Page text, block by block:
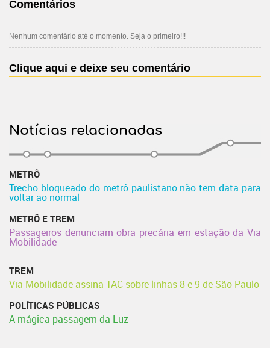
Comentários
Nenhum comentário até o momento. Seja o primeiro!!!
Clique aqui e deixe seu comentário
Notícias relacionadas
METRÔ
Trecho bloqueado do metrô paulistano não tem data para
voltar ao normal
METRÔ E TREM
Passageiros denunciam obra precária em estação da Via
Mobilidade
TREM
Via Mobilidade assina TAC sobre linhas 8 e 9 de São Paulo
POLÍTICAS PÚBLICAS
A mágica passagem da Luz